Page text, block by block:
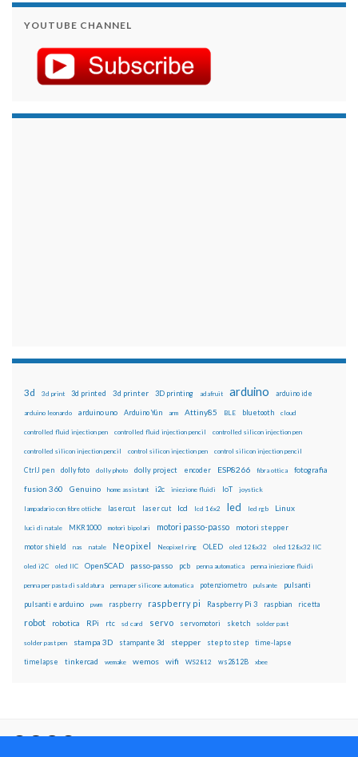
YOUTUBE CHANNEL
3d 3d print 3d printed 3d printer 3D printing adafruit arduino arduino ide
arduino leonardo arduino uno Arduino Yún arm Attiny85 BLE bluetooth cloud
controlled fluid injection pen controlled fluid injection pencil controlled silicon injection pen
controlled silicon injection pencil control silicon injection pen control silicon injection pencil
CtrlJ pen dolly foto dolly photo dolly project encoder ESP8266 fibra ottica fotografia
fusion 360 Genuino home assistant i2c iniezione fluidi IoT joystick
lampadario con fibre ottiche lasercut laser cut lcd lcd 16x2 led led rgb Linux
luci di natale MKR1000 motori bipolari motori passo-passo motori stepper
motor shield nas natale Neopixel Neopixel ring OLED oled 128x32 oled 128x32 IIC
oled i2C oled IIC OpenSCAD passo-passo pcb penna automatica penna iniezione fluidi
penna per pasta di saldatura penna per silicone automatica potenziometro pulsante pulsanti
pulsanti e arduino pwm raspberry raspberry pi Raspberry Pi 3 raspbian ricetta
robot robotica RPi rtc sd card servo servomotori sketch solder past
solder past pen stampa 3D stampante 3d stepper step to step time-lapse
timelapse tinkercad wemake wemos wifi WS2812 ws2812B xbee